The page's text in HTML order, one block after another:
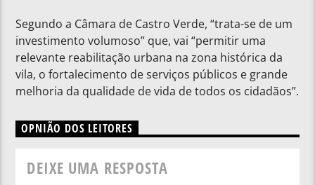
Segundo a Câmara de Castro Verde, “trata-se de um
investimento volumoso” que, vai “permitir uma
relevante reabilitação urbana na zona histórica da
vila, o fortalecimento de serviços públicos e grande
melhoria da qualidade de vida de todos os cidadãos”.
OPNIÃO DOS LEITORES
DEIXE UMA RESPOSTA